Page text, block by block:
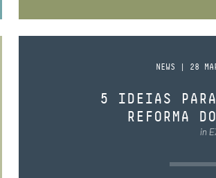
NEWS | 28
5 IDEIAS PARA
REFORMA
in